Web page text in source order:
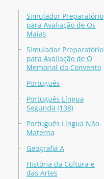
Simulador Preparatório
para Avaliação de Os
Maias
Simulador Preparatório
para Avaliação de O
Memorial do Convento
Português
Português Língua
Segunda (138)
Português Língua Não
Materna
Geografia A
História da Cultura e
das Artes